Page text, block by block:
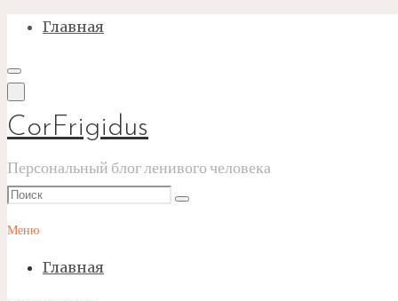
Перейти
содержимому
Главная
CorFrigidus
Персональный блог ленивого человека
Что
Поиск
Меню
Главная